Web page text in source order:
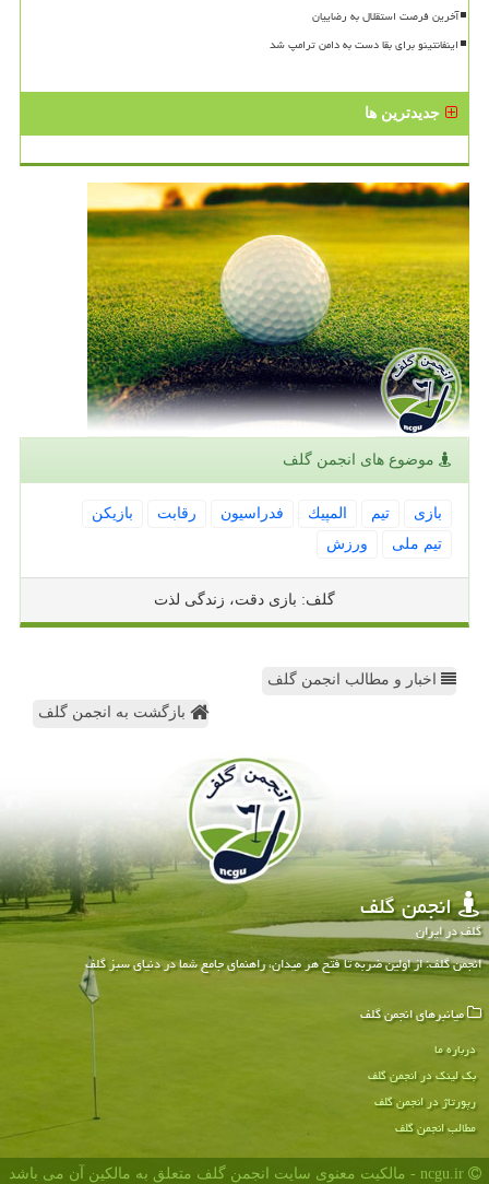
آخرین فرصت استقلال به رضاییان
اینفانتینو برای بقا دست به دامن ترامپ شد
جدیدترین ها
موضوع های انجمن گلف
بازی تیم المپیك فدراسیون رقابت
بازیكن
تیم ملی
ورزش
گلف: بازی دقت، زندگی لذت
اخبار و مطالب انجمن گلف
بازگشت به انجمن گلف
انجمن گلف
گلف در ایران
انجمن گلف: از اولین ضربه تا فتح هر میدان، راهنمای جامع شما در دنیای سبز گلف
میانبرهای انجمن گلف
درباره ما
بک لینک در انجمن گلف
رپورتاژ در انجمن گلف
مطالب انجمن گلف
ncgu.ir - مالکیت معنوی سایت انجمن گلف متعلق به مالکین آن می باشد